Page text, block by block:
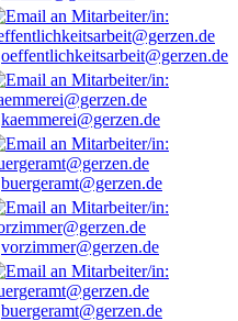
oeffentlichkeitsarbeit@gerzen.de
kaemmerei@gerzen.de
buergeramt@gerzen.de
vorzimmer@gerzen.de
buergeramt@gerzen.de